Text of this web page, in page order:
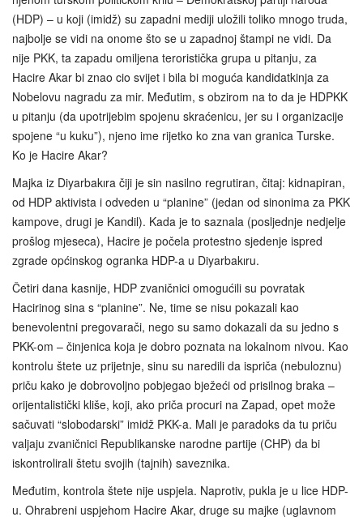
(HDP) – u koji (imidž) su zapadni mediji uložili toliko mnogo truda,
najbolje se vidi na onome što se u zapadnoj štampi ne vidi. Da
nije PKK, ta zapadu omiljena teroristička grupa u pitanju, za
Hacire Akar bi znao cio svijet i bila bi moguća kandidatkinja za
Nobelovu nagradu za mir. Međutim, s obzirom na to da je HDPKK
u pitanju (da upotrijebim spojenu skraćenicu, jer su i organizacije
spojene “u kuku”), njeno ime rijetko ko zna van granica Turske.
Ko je Hacire Akar?
Majka iz Diyarbakıra čiji je sin nasilno regrutiran, čitaj: kidnapiran,
od HDP aktivista i odveden u “planine” (jedan od sinonima za PKK
kampove, drugi je Kandil). Kada je to saznala (posljednje nedjelje
prošlog mjeseca), Hacire je počela protestno sjedenje ispred
zgrade općinskog ogranka HDP-a u Diyarbakıru.
Četiri dana kasnije, HDP zvaničnici omogućili su povratak
Hacirinog sina s “planine”. Ne, time se nisu pokazali kao
benevolentni pregovarači, nego su samo dokazali da su jedno s
PKK-om – činjenica koja je dobro poznata na lokalnom nivou. Kao
kontrolu štete uz prijetnje, sinu su naredili da ispriča (nebuloznu)
priču kako je dobrovoljno pobjegao bježeći od prisilnog braka –
orijentalistički kliše, koji, ako priča procuri na Zapad, opet može
sačuvati “slobodarski” imidž PKK-a. Mali je paradoks da tu priču
valjaju zvaničnici Republikanske narodne partije (CHP) da bi
iskontrolirali štetu svojih (tajnih) saveznika.
Međutim, kontrola štete nije uspjela. Naprotiv, pukla je u lice HDP-
u. Ohrabreni uspjehom Hacire Akar, druge su majke (uglavnom